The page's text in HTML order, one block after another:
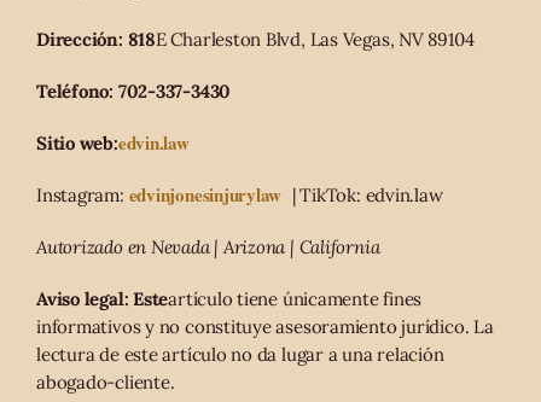
Dirección: 818E Charleston Blvd, Las Vegas, NV 89104
Teléfono: 702-337-3430
Sitio web:edvin.law
Instagram: edvinjonesinjurylaw | TikTok: edvin.law
Autorizado en Nevada | Arizona | California
Aviso legal: Esteartículo tiene únicamente fines
informativos y no constituye asesoramiento jurídico. La
lectura de este artículo no da lugar a una relación
abogado-cliente.